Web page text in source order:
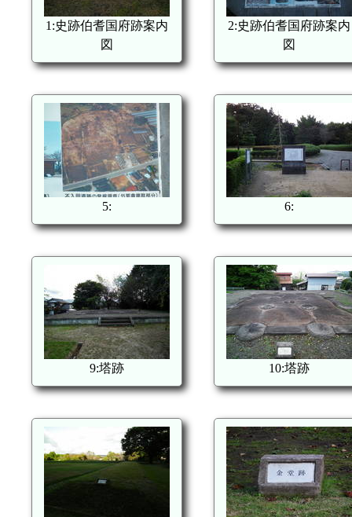
1:史跡伯耆国府跡案内
図
2:史跡伯耆国府跡案内
図
5: 6:
9:塔跡 10:塔跡